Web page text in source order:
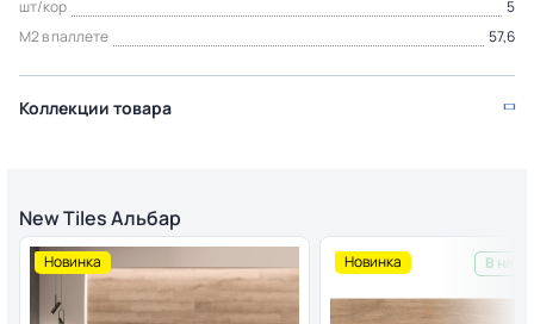
шт/кор
5
М2 в паллете
57,6
Коллекции товара
New Tiles Альбар
Новинка Новинка В